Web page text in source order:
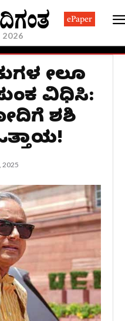
ePaper
ಮೇಲೂ
ವಿಧಿಸಿ:
ಶಶಿ
2025